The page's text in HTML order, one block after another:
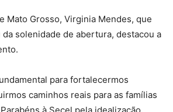
Mato Grosso, Virginia Mendes, que
solenidade de abertura, destacou a
para fortalecermos
caminhos reais para as famílias